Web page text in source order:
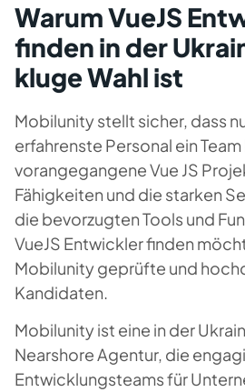
Warum VueJS
finden in der
kluge Wahl ist
Mobilunity stellt sicher, dass
erfahrenste Personal ein
vorangegangene Vue JS
Fähigkeiten und die starken
die bevorzugten Tools und
VueJS Entwickler finden
Mobilunity geprüfte und
Kandidaten.
Mobilunity ist eine in der
Nearshore Agentur, die
Entwicklungsteams für